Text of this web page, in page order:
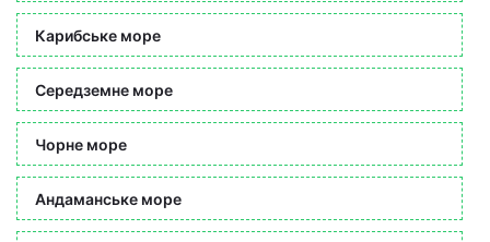
Карибське море
Середземне море
Чорне море
Андаманське море